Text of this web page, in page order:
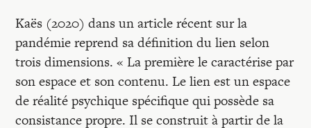
Kaës (2020) dans un article récent sur la
pandémie reprend sa définition du lien selon
trois dimensions. « La première le caractérise par
son espace et son contenu. Le lien est un espace
de réalité psychique spécifique qui possède sa
consistance propre. Il se construit à partir de la